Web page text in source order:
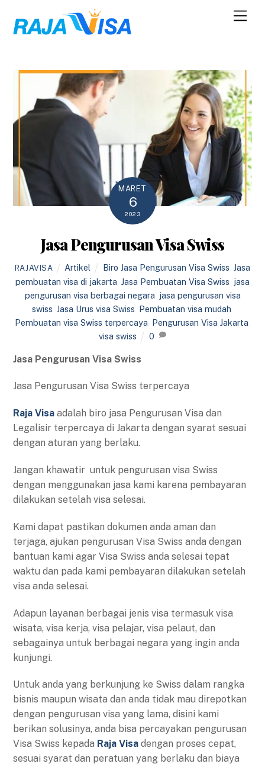
content
MARET
6
2023
Jasa Pengurusan Visa Swiss
RAJAVISA Artikel Biro Jasa Pengurusan Visa Swiss ,Jasa
pembuatan visa di jakarta Jasa Pembuatan Visa Swiss jasa
pengurusan visa berbagai negara jasa pengurusan visa
swiss Jasa Urus visa Swiss Pembuatan visa mudah
Pembuatan visa Swiss terpercaya Pengurusan Visa Jakarta
visa swiss
0
Jasa Pengurusan Visa Swiss
Jasa Pengurusan Visa Swiss terpercaya
Raja Visaadalah biro jasa Pengurusan Visa dan
Legalisir terpercaya di Jakarta dengan syarat sesuai
dengan aturan yang berlaku.
Jangan khawatir untuk pengurusan visa Swiss
dengan menggunakan jasa kami karena pembayaran
dilakukan setelah visa selesai.
Kami dapat pastikan dokumen anda aman dan
terjaga, ajukan pengurusan Visa Swiss anda dengan
bantuan kami agar Visa Swiss anda selesai tepat
waktu dan pada kami pembayaran dilakukan setelah
visa anda selesai.
Adapun layanan berbagai jenis visa termasuk visa
wisata, visa kerja, visa pelajar, visa pelaut, dan
sebagainya untuk berbagai negara yang ingin anda
kunjungi.
Untuk anda yang berkunjung ke Swiss dalam rangka
bisnis maupun wisata dan anda tidak mau direpotkan
dengan pengurusan visa yang lama, disini kami
berikan solusinya, anda bisa percayakan pengurusan
Visa Swiss kepada Raja Visa dengan proses cepat,
sesuai syarat dan peratuan yang berlaku dan biaya